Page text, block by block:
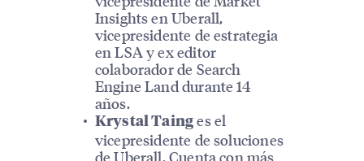
Insights en Uberall,
vicepresidente de estrategia
en LSA y ex editor
colaborador de Search
Engine Land durante 14
años.
Krystal Taing es el
vicepresidente de soluciones
de Uberall. Cuenta con más